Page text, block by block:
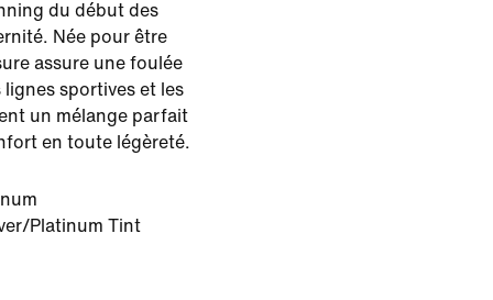
du début des
Née pour être
assure une foulée
sportives et les
un mélange parfait
en toute légèreté.
Platinum Tint